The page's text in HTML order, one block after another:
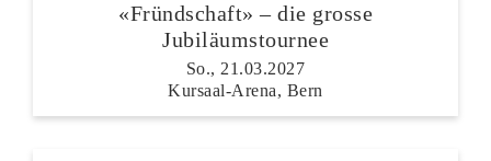
«Fründschaft» – die grosse
Jubiläumstournee
So., 21.03.2027
Kursaal-Arena, Bern